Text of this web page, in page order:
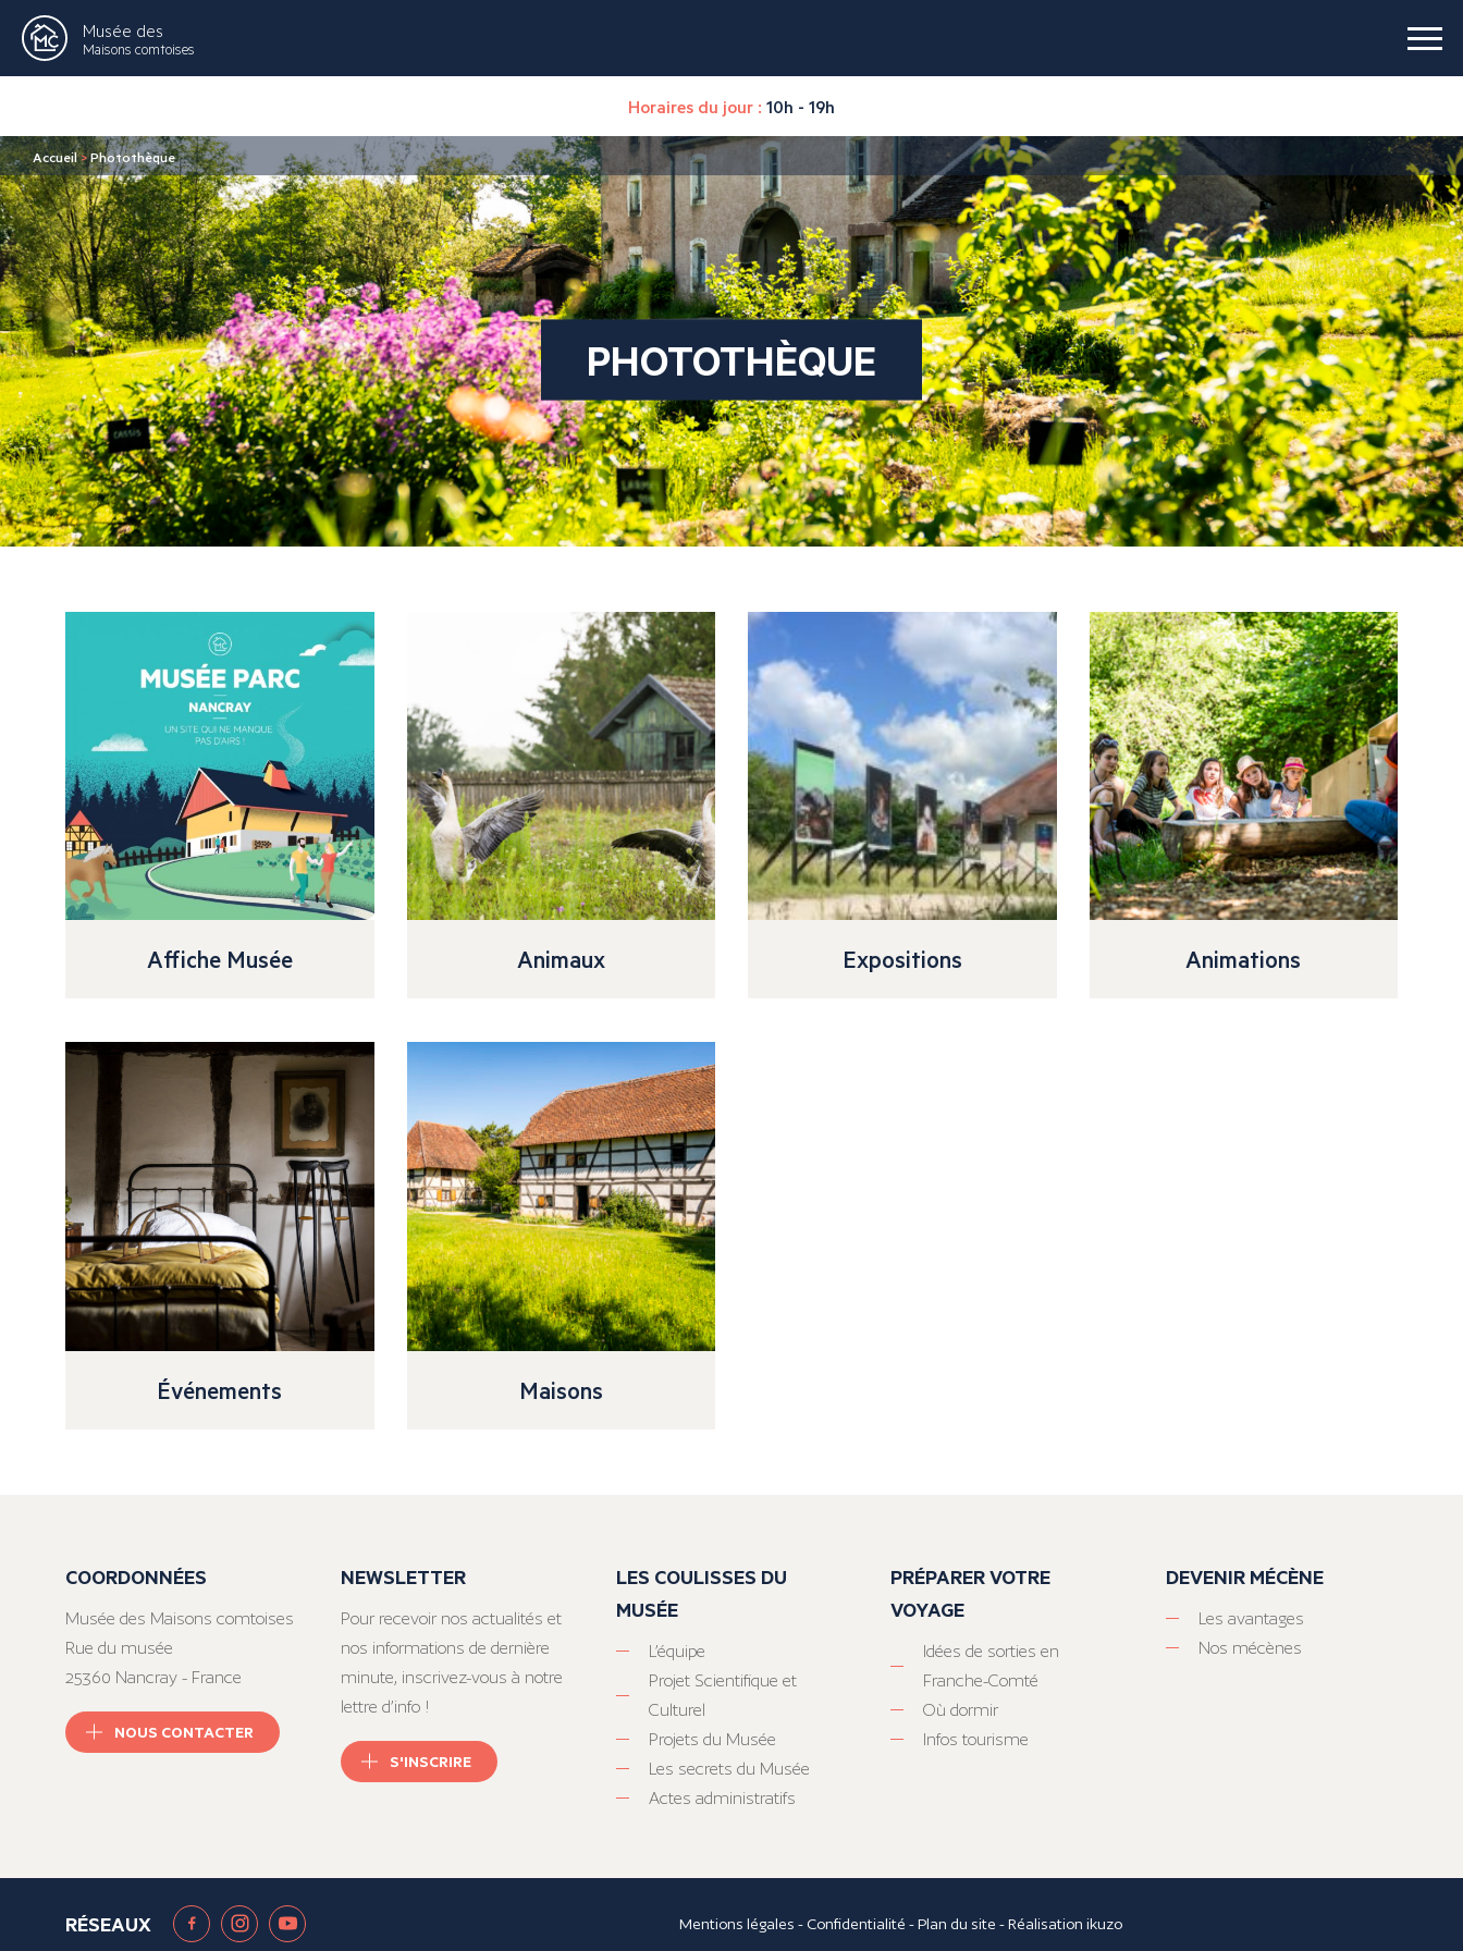
Musée des
Maisons comtoises
Horaires du jour : 10h - 19h
Accueil>Photothèque
PHOTOTHÈQUE
Affiche Musée Animaux Expositions Animations
Événements Maisons
COORDONNÉES
Musée des Maisons comtoises
Rue du musée
25360 Nancray - France
NOUS CONTACTER
NEWSLETTER
Pour recevoir nos actualités et
nos informations de dernière
minute, inscrivez-vous à notre
lettre d’info !
S'INSCRIRE
LES COULISSES DU
MUSÉE
L’équipe
Projet Scientifique et
Culturel
Projets du Musée
Les secrets du Musée
Actes administratifs
PRÉPARER VOTRE
VOYAGE
Idées de sorties en
Franche-Comté
Où dormir
Infos tourisme
DEVENIR MÉCÈNE
Les avantages
Nos mécènes
RÉSEAUX Mentions légales - Confidentialité -Plan du site - Réalisationikuzo